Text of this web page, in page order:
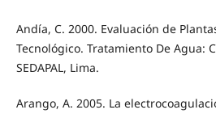
Andía, C. 2000. Evaluación de
Tecnológico. Tratamiento De Agua:
SEDAPAL, Lima.
Arango, A. 2005. La